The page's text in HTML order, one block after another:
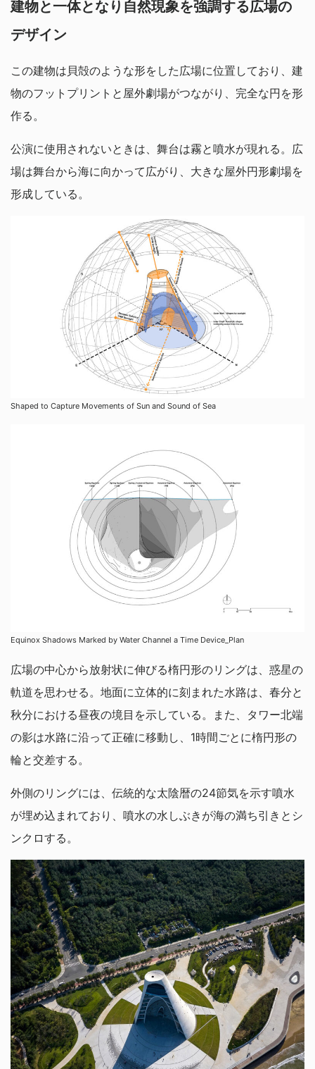
建物と一体となり自然現象を強調する広場の
デザイン
この建物は貝殻のような形をした広場に位置しており、建
物のフットプリントと屋外劇場がつながり、完全な円を形
作る。
公演に使用されないときは、舞台は霧と噴水が現れる。広
場は舞台から海に向かって広がり、大きな屋外円形劇場を
形成している。
Shaped to Capture Movements of Sun and Sound of Sea
Equinox Shadows Marked by Water Channel a Time Device_Plan
広場の中心から放射状に伸びる楕円形のリングは、惑星の
軌道を思わせる。地面に立体的に刻まれた水路は、春分と
秋分における昼夜の境目を示している。また、タワー北端
の影は水路に沿って正確に移動し、1時間ごとに楕円形の
輪と交差する。
外側のリングには、伝統的な太陰暦の24節気を示す噴水
が埋め込まれており、噴水の水しぶきが海の満ち引きとシ
ンクロする。